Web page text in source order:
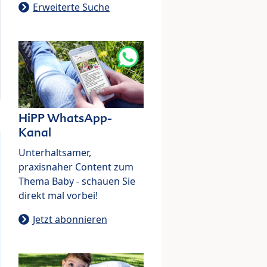
Erweiterte Suche
HiPP WhatsApp-
Kanal
Unterhaltsamer,
praxisnaher Content zum
Thema Baby - schauen Sie
direkt mal vorbei!
Jetzt abonnieren